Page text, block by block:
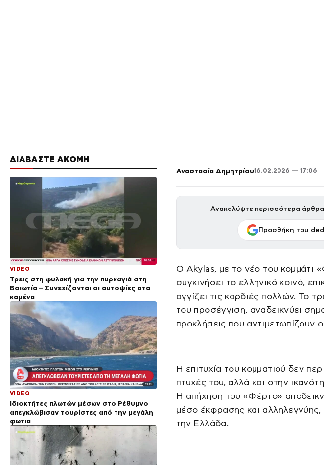
ΔΙΑΒΑΣΤΕ ΑΚΟΜΗ
VIDEO
Τρεις στη φυλακή για την πυρκαγιά στη
Βοιωτία – Συνεχίζονται οι αυτοψίες στα
καμένα
VIDEO
Ιδιοκτήτες πλωτών μέσων στο Ρέθυμνο
απεγκλώβισαν τουρίστες από την μεγάλη
φωτιά
Αναστασία Δημητρίου16.02.2026 — 17:06
Ανακαλύψτε περισσότερα
Προσθήκη του
Ο Akylas, με το νέο του κομμάτι
συγκινήσει το ελληνικό κοινό,
αγγίζει τις καρδιές πολλών. Το
του προσέγγιση, αναδεικνύει
προκλήσεις που αντιμετωπίζουν
Η επιτυχία του κομματιού δεν
πτυχές του, αλλά και στην
Η απήχηση του «Φέρτο»
μέσο έκφρασης και
την Ελλάδα.